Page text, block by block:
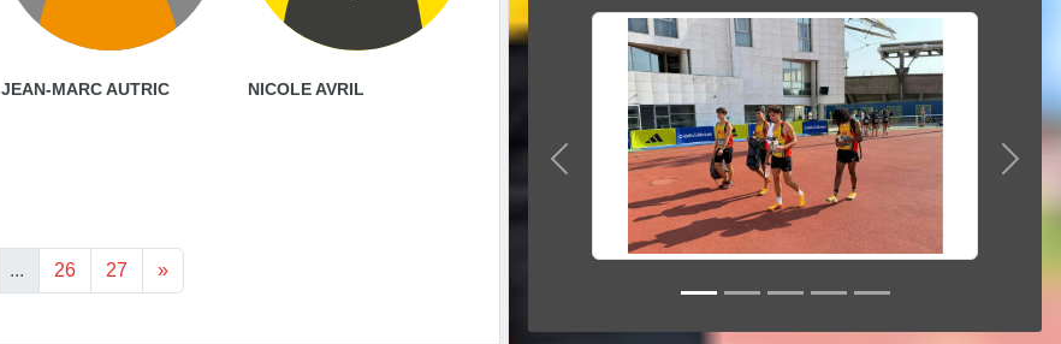
JEAN-MARC AUTRIC NICOLE AVRIL
... 26 27 »
Précedent